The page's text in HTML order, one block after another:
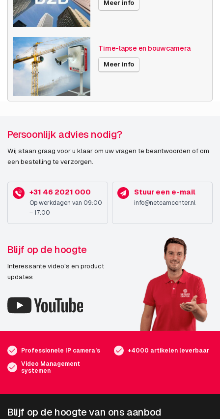
Prestatie
Soort
Design
Vormfactor
Meer info
Time-lapse en bouwcamera
Meer info
Persoonlijk advies nodig?
Wij staan graag voor u klaar om uw vragen te beantwoorden of om
een bestelling te verzorgen.
+31 46 2021 000
Op werkdagen van 09:00
– 17:00
Stuur een e-mail
info@netcamcenter.nl
Blijf op de hoogte
Interessante video's en product
updates
Professionele IP camera's
+4000 artikelen leverbaar
Video Management
systemen
Blijf op de hoogte van ons aanbod